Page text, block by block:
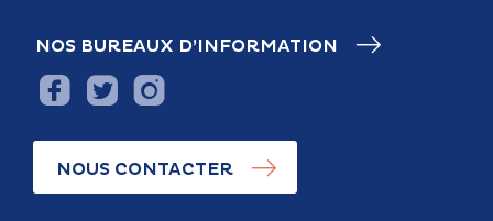
NOS BUREAUX D’INFORMATION
NOUS CONTACTER